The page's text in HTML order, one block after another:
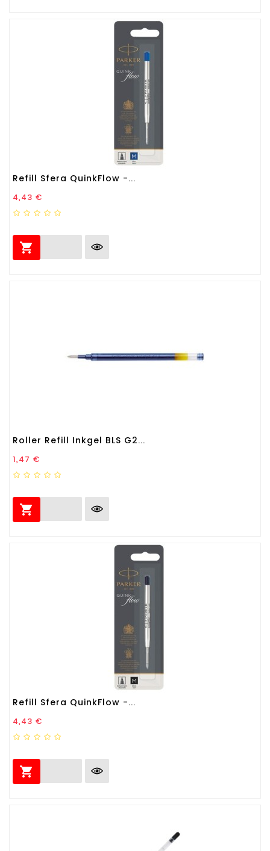
Refill Sfera QuinkFlow -...
Prezzo
4,43 €

Roller Refill Inkgel BLS G2...
Prezzo
1,47 €

Refill Sfera QuinkFlow -...
Prezzo
4,43 €
